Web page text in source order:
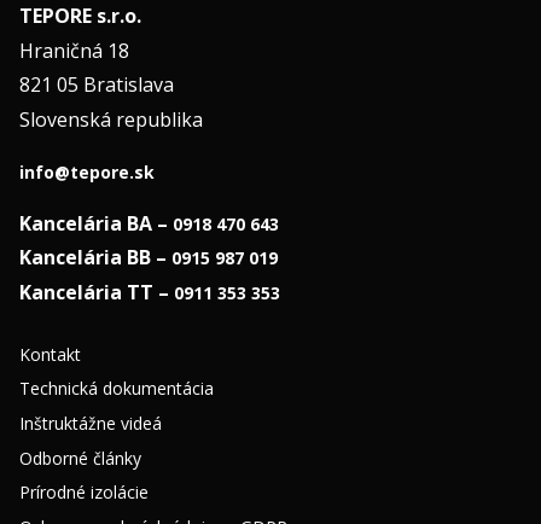
TEPORE s.r.o.
Hraničná 18
821 05 Bratislava
Slovenská republika
info@tepore.sk
Kancelária BA – 0918 470 643
Kancelária BB – 0915 987 019
Kancelária TT – 0911 353 353
Kontakt
Technická dokumentácia
Inštruktážne videá
Odborné články
Prírodné izolácie